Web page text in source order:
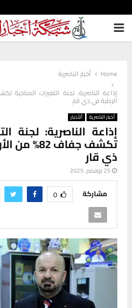
PRIMARY
Home
أخبار الناصرية
الرطبة في ذي قار
أخبار الناصرية ألأخبار
إذاعة الناصرية: لجنة
تكشف جفاف
ذي قار
25 نوفمبر، 2025
مشاركة 0